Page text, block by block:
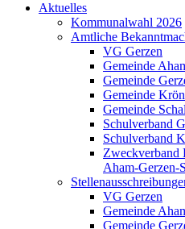
Aktuelles
Kommunalwahl 2026
Amtliche
VG Gerzen
Gemeinde
Gemeinde
Gemeinde
Gemeinde
Schulverband
Schulverband
Zweckverband
Aham-Gerzen-
VG Gerzen
Gemeinde
Gemeinde